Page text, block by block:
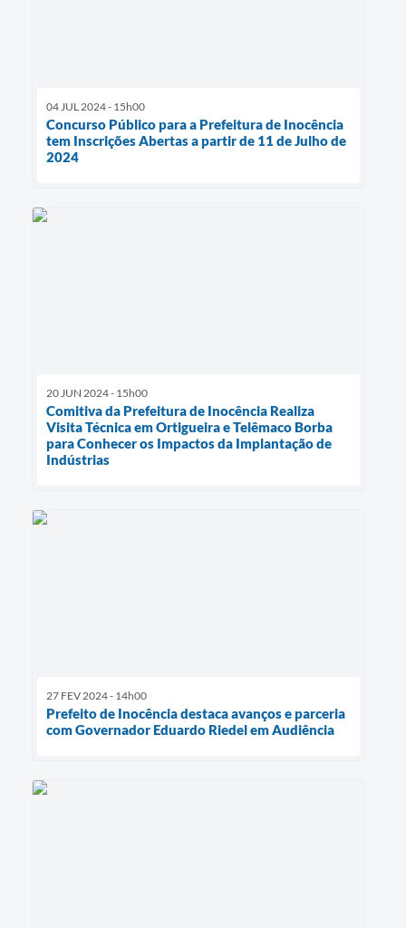
04 JUL 2024 - 15h00
Concurso Público para a Prefeitura de Inocência
tem Inscrições Abertas a partir de 11 de Julho de
2024
20 JUN 2024 - 15h00
Comitiva da Prefeitura de Inocência Realiza
Visita Técnica em Ortigueira e Telêmaco Borba
para Conhecer os Impactos da Implantação de
Indústrias
27 FEV 2024 - 14h00
Prefeito de Inocência destaca avanços e parceria
com Governador Eduardo Riedel em Audiência